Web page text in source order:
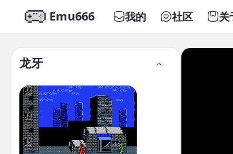
Emu666 我的 社区 关
龙牙